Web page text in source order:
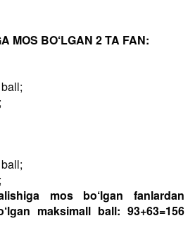
MOS BO‘LGAN 2 TA FAN:
mos bo‘lgan fanlardan
maksimall ball: 93+63=156